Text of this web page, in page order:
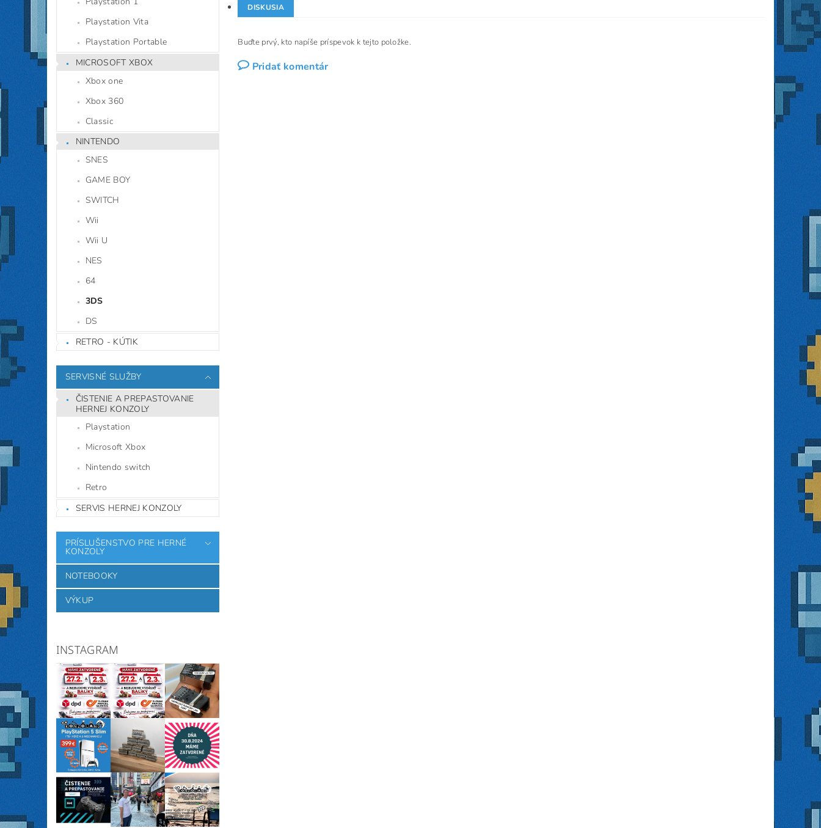
Playstation Vita
Playstation Portable
MICROSOFT XBOX
Xbox one
Xbox 360
Classic
NINTENDO
SNES
GAME BOY
SWITCH
Wii
Wii U
NES
64
3DS
DS
RETRO - KÚTIK
SERVISNÉ SLUŽBY
ČISTENIE A PREPASTOVANIE
HERNEJ KONZOLY
Playstation
Microsoft Xbox
Nintendo switch
Retro
SERVIS HERNEJ KONZOLY
PRÍSLUŠENSTVO PRE HERNÉ
KONZOLY
NOTEBOOKY
VÝKUP
INSTAGRAM
DISKUSIA
Buďte prvý, kto napíše príspevok k tejto položke.
Pridať komentár